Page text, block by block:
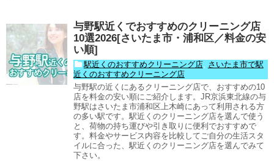
与野駅近くでおすすめのクリーニング店
10選2026[さいたま市・浦和区／料金の安
い順]
駅近くのおすすめクリーニング店, さいたま市で駅
近くのおすすめクリーニング店
与野駅の近くにあるクリーニング店で、おすすめの10
店を料金の安い順にご紹介します。JR京浜東北線の与
野駅はさいたま市浦和区上木崎にあって利用される方
の多い駅です。駅近くのクリーニング店を選んで使う
と、荷物の持ち運びや引き取りに便利でおすすめで
す。料金やサービス内容を比較してご自分の生活スタ
イルに合った、駅近くのクリーニング店を選んでみて
下さい。